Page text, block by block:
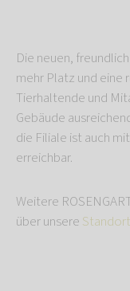
Die neuen,
mehr Platz und eine
Tierhaltende und
Gebäude
die Filiale ist auch
erreichbar.
Weitere
über unsere